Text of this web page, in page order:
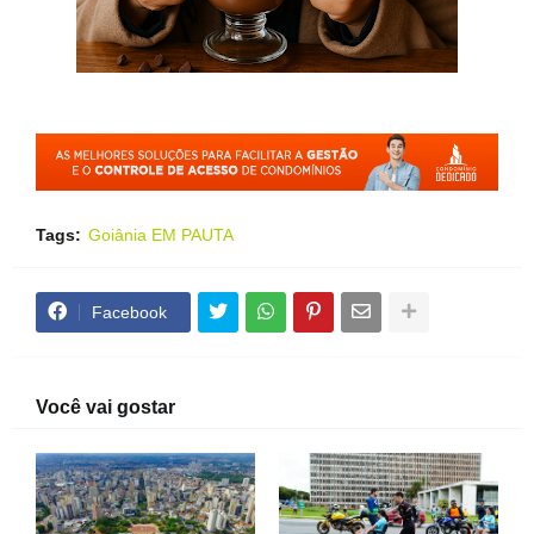
Tags: Goiânia EM PAUTA
Facebook
Você vai gostar